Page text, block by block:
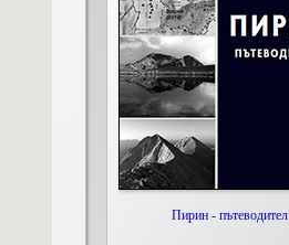
Пирин - пътеводител